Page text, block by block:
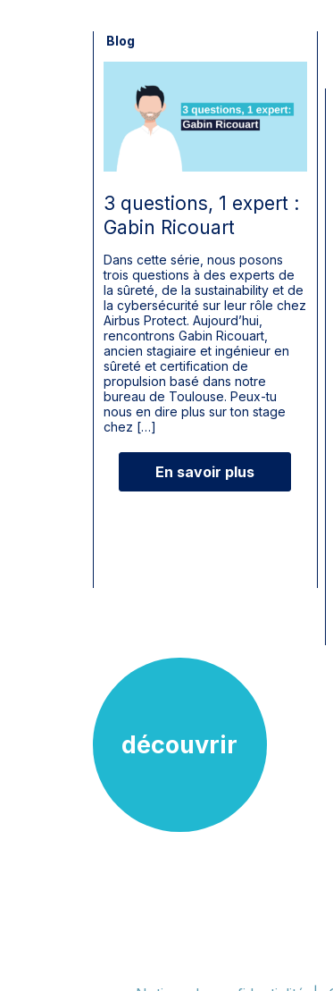
Blog
3 questions, 1 expert :
Gabin Ricouart
Dans cette série, nous posons
trois questions à des experts de
la sûreté, de la sustainability et de
la cybersécurité sur leur rôle chez
Airbus Protect. Aujourd’hui,
rencontrons Gabin Ricouart,
ancien stagiaire et ingénieur en
sûreté et certification de
propulsion basé dans notre
bureau de Toulouse. Peux-tu
nous en dire plus sur ton stage
chez […]
En savoir plus
découvrir